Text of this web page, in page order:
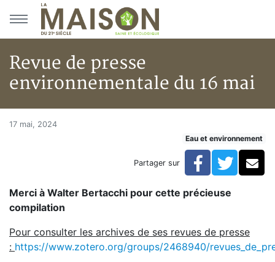
Aller au menu principal
Aller au contenu principal
Revue de presse
environnementale du 16 mai
Accueil
Revue de presse
17 mai, 2024
Eau et environnement
Partager sur Facebook
Merci à Walter Bertacchi pour cette précieuse
compilation
Pour consulter les archives de ses revues de presse
: https://www.zotero.org/groups/2468940/